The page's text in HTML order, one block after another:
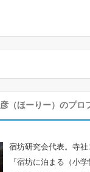
（ほーりー）のプロ
宿坊研究会代表。寺
『宿坊に泊まる（小